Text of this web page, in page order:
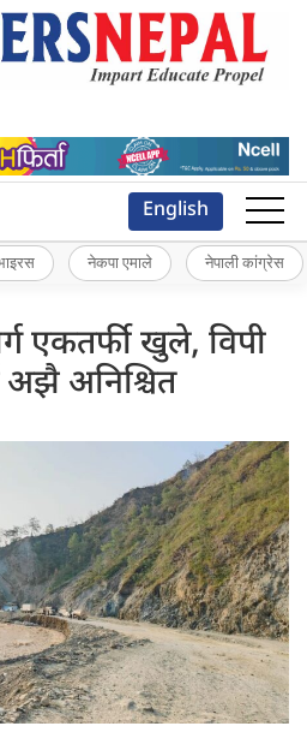
English
नेकपा एमाले नेपाली कांग्रेस
एकतर्फी खुले, विपी
अझै अनिश्चित